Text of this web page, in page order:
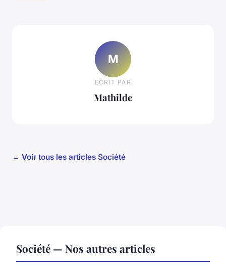
M
ECRIT PAR
Mathilde
← Voir tous les articles Société
Société — Nos autres articles